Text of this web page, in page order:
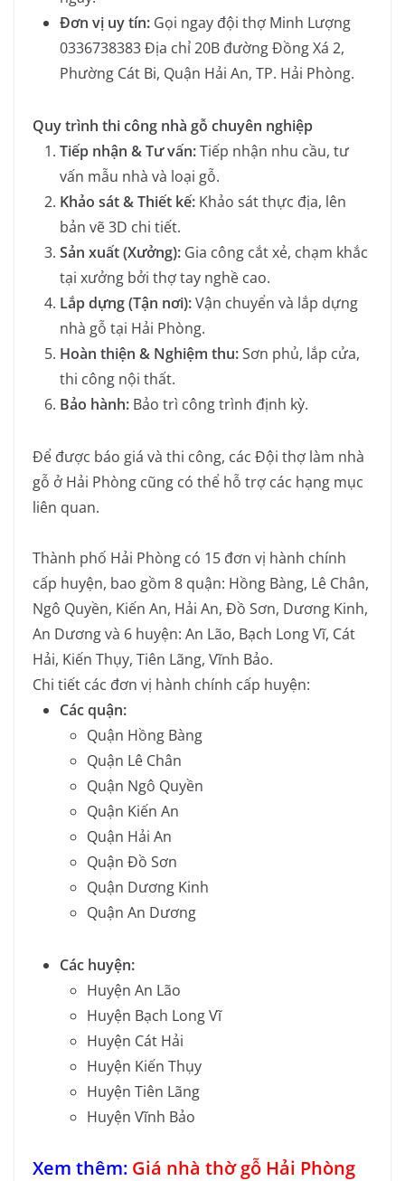
Đơn vị uy tín: Gọi ngay đội thợ Minh Lượng
0336738383 Địa chỉ 20B đường Đồng Xá 2,
Phường Cát Bi, Quận Hải An, TP. Hải Phòng.
Quy trình thi công nhà gỗ chuyên nghiệp
Tiếp nhận & Tư vấn:Tiếp nhận nhu cầu, tư
vấn mẫu nhà và loại gỗ.
Khảo sát & Thiết kế: Khảo sát thực địa, lên
bản vẽ 3D chi tiết.
Sản xuất (Xưởng): Gia công cắt xẻ, chạm khắc
tại xưởng bởi thợ tay nghề cao.
Lắp dựng (Tận nơi):Vận chuyển và lắp dựng
nhà gỗ tại Hải Phòng.
Hoàn thiện & Nghiệm thu:Sơn phủ, lắp cửa,
thi công nội thất.
Bảo hành: Bảo trì công trình định kỳ.
Để được báo giá và thi công, các Đội thợ làm nhà
gỗ ở Hải Phòng cũng có thể hỗ trợ các hạng mục
liên quan.
Thành phố Hải Phòng có 15 đơn vị hành chính
cấp huyện, bao gồm 8 quận: Hồng Bàng, Lê Chân,
Ngô Quyền, Kiến An, Hải An, Đồ Sơn, Dương Kinh,
An Dương và 6 huyện: An Lão, Bạch Long Vĩ, Cát
Hải, Kiến Thụy, Tiên Lãng, Vĩnh Bảo.
Chi tiết các đơn vị hành chính cấp huyện:
Các quận:
Quận Hồng Bàng
Quận Lê Chân
Quận Ngô Quyền
Quận Kiến An
Quận Hải An
Quận Đồ Sơn
Quận Dương Kinh
Quận An Dương
Các huyện:
Huyện An Lão
Huyện Bạch Long Vĩ
Huyện Cát Hải
Huyện Kiến Thụy
Huyện Tiên Lãng
Huyện Vĩnh Bảo
Xem thêm: Giá nhà thờ gỗ Hải Phòng